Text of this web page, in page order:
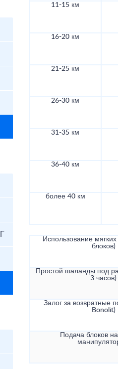
11-15 км
16-20 км
21-25 км
26-30 км
31-35 км
36-40 км
более 40 км
Использование
блоков)
Простой шаланды под
3 часов)
Залог за возвратные
Bonolit)
Подача блоков